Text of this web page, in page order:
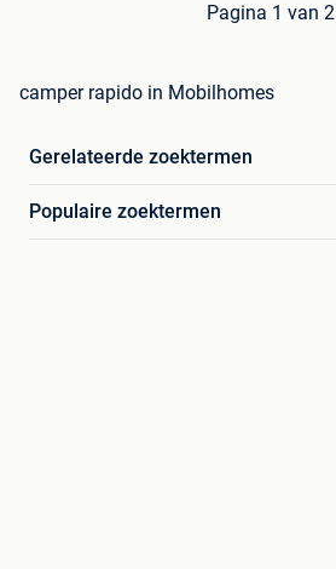
Pagina 1 van 2
camper rapido in Mobilhomes
Gerelateerde zoektermen
Populaire zoektermen